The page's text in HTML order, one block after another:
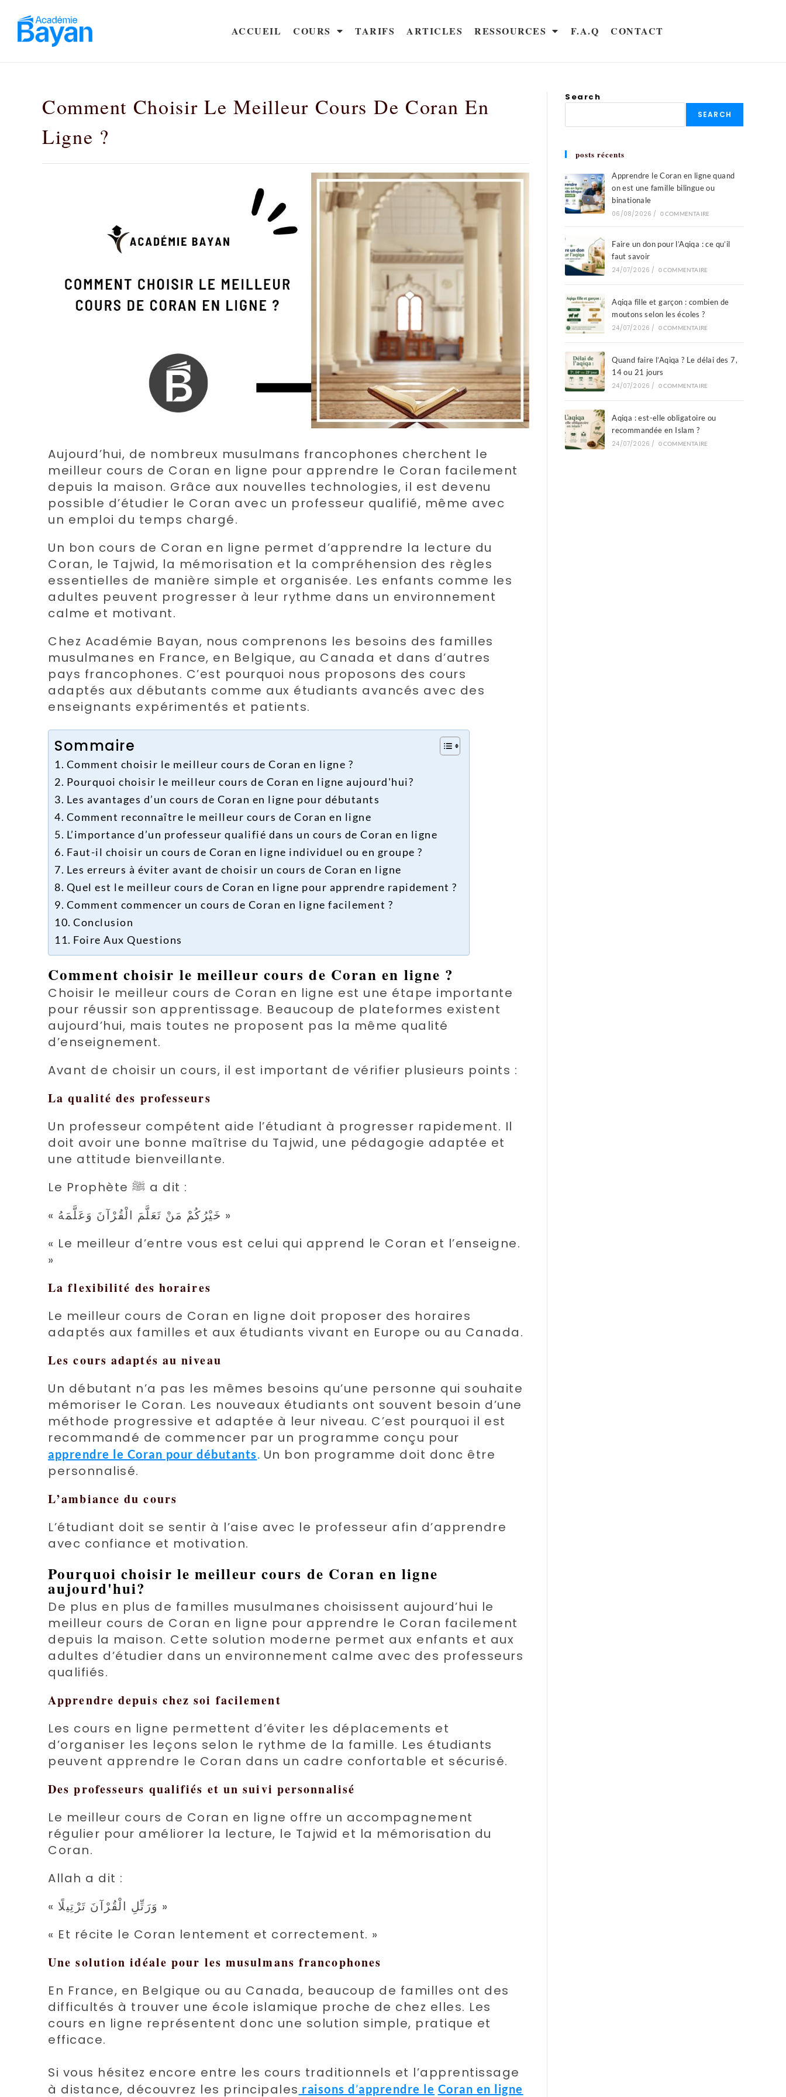
ACCUEIL COURS TARIFS ARTICLES RESSOURCES F.A.Q CONTACT
Comment Choisir Le Meilleur Cours De Coran En
Ligne ?
Aujourd’hui, de nombreux musulmans francophones cherchent le
meilleur cours de Coran en ligne pour apprendre le Coran facilement
depuis la maison. Grâce aux nouvelles technologies, il est devenu
possible d’étudier le Coran avec un professeur qualifié, même avec
un emploi du temps chargé.
Un bon cours de Coran en ligne permet d’apprendre la lecture du
Coran, le Tajwid, la mémorisation et la compréhension des règles
essentielles de manière simple et organisée. Les enfants comme les
adultes peuvent progresser à leur rythme dans un environnement
calme et motivant.
Chez Académie Bayan, nous comprenons les besoins des familles
musulmanes en France, en Belgique, au Canada et dans d’autres
pays francophones. C’est pourquoi nous proposons des cours
adaptés aux débutants comme aux étudiants avancés avec des
enseignants expérimentés et patients.
Sommaire
Comment choisir le meilleur cours de Coran en ligne ?
Pourquoi choisir le meilleur cours de Coran en ligne aujourd'hui?
Les avantages d’un cours de Coran en ligne pour débutants
Comment reconnaître le meilleur cours de Coran en ligne
L’importance d’un professeur qualifié dans un cours de Coran en ligne
Faut-il choisir un cours de Coran en ligne individuel ou en groupe ?
Les erreurs à éviter avant de choisir un cours de Coran en ligne
Quel est le meilleur cours de Coran en ligne pour apprendre rapidement ?
Comment commencer un cours de Coran en ligne facilement ?
Conclusion
Foire Aux Questions
Comment choisir le meilleur cours de Coran en ligne ?
Choisir le meilleur cours de Coran en ligne est une étape importante
pour réussir son apprentissage. Beaucoup de plateformes existent
aujourd’hui, mais toutes ne proposent pas la même qualité
d’enseignement.
Avant de choisir un cours, il est important de vérifier plusieurs points :
La qualité des professeurs
Un professeur compétent aide l’étudiant à progresser rapidement. Il
doit avoir une bonne maîtrise du Tajwid, une pédagogie adaptée et
une attitude bienveillante.
Le Prophète ﷺ a dit :
« خَيْرُكُمْ مَنْ تَعَلَّمَ الْقُرْآنَ وَعَلَّمَهُ »
« Le meilleur d’entre vous est celui qui apprend le Coran et l’enseigne.
»
La flexibilité des horaires
Le meilleur cours de Coran en ligne doit proposer des horaires
adaptés aux familles et aux étudiants vivant en Europe ou au Canada.
Les cours adaptés au niveau
Un débutant n’a pas les mêmes besoins qu’une personne qui souhaite
mémoriser le Coran. Les nouveaux étudiants ont souvent besoin d’une
méthode progressive et adaptée à leur niveau. C’est pourquoi il est
recommandé de commencer par un programme conçu pour
apprendre le Coran pour débutants. Un bon programme doit donc être
personnalisé.
L’ambiance du cours
L’étudiant doit se sentir à l’aise avec le professeur afin d’apprendre
avec confiance et motivation.
Pourquoi choisir le meilleur cours de Coran en ligne
aujourd'hui?
De plus en plus de familles musulmanes choisissent aujourd’hui le
meilleur cours de Coran en ligne pour apprendre le Coran facilement
depuis la maison. Cette solution moderne permet aux enfants et aux
adultes d’étudier dans un environnement calme avec des professeurs
qualifiés.
Apprendre depuis chez soi facilement
Les cours en ligne permettent d’éviter les déplacements et
d’organiser les leçons selon le rythme de la famille. Les étudiants
peuvent apprendre le Coran dans un cadre confortable et sécurisé.
Des professeurs qualifiés et un suivi personnalisé
Le meilleur cours de Coran en ligne offre un accompagnement
régulier pour améliorer la lecture, le Tajwid et la mémorisation du
Coran.
Allah a dit :
« وَرَتِّلِ الْقُرْآنَ تَرْتِيلًا »
« Et récite le Coran lentement et correctement. »
Une solution idéale pour les musulmans francophones
En France, en Belgique ou au Canada, beaucoup de familles ont des
difficultés à trouver une école islamique proche de chez elles. Les
cours en ligne représentent donc une solution simple, pratique et
efficace.
Si vous hésitez encore entre les cours traditionnels et l’apprentissage
à distance, découvrez les principales raisons d’apprendre le Coran en ligne
Search
SEARCH
posts récents
Apprendre le Coran en ligne quand
on est une famille bilingue ou
binationale
06/08/2026 / 0 COMMENTAIRE
Faire un don pour l’Aqiqa : ce qu’il
faut savoir
24/07/2026 / 0 COMMENTAIRE
Aqiqa fille et garçon : combien de
moutons selon les écoles ?
24/07/2026 / 0 COMMENTAIRE
Quand faire l’Aqiqa ? Le délai des 7,
14 ou 21 jours
24/07/2026 / 0 COMMENTAIRE
Aqiqa : est-elle obligatoire ou
recommandée en Islam ?
24/07/2026 / 0 COMMENTAIRE